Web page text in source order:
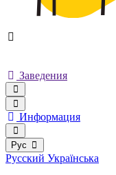
Заведения
Информация
Рус
Русский Українська